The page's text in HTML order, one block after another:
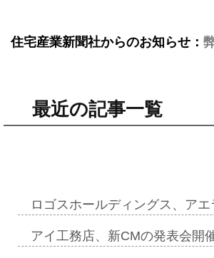
住宅産業新聞社からのお知らせ：
最近の記事一覧
ロゴスホールディングス、ア
アイ工務店、新CMの発表会